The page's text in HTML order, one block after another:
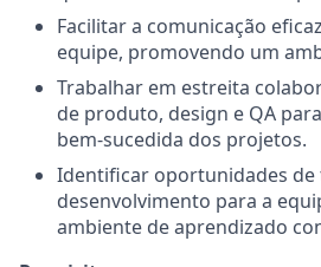
Facilitar a comunicação
equipe, promovendo um
Trabalhar em estreita
de produto, design e QA
bem-sucedida dos projetos.
Identificar oportunidades
desenvolvimento para a
ambiente de aprendizado